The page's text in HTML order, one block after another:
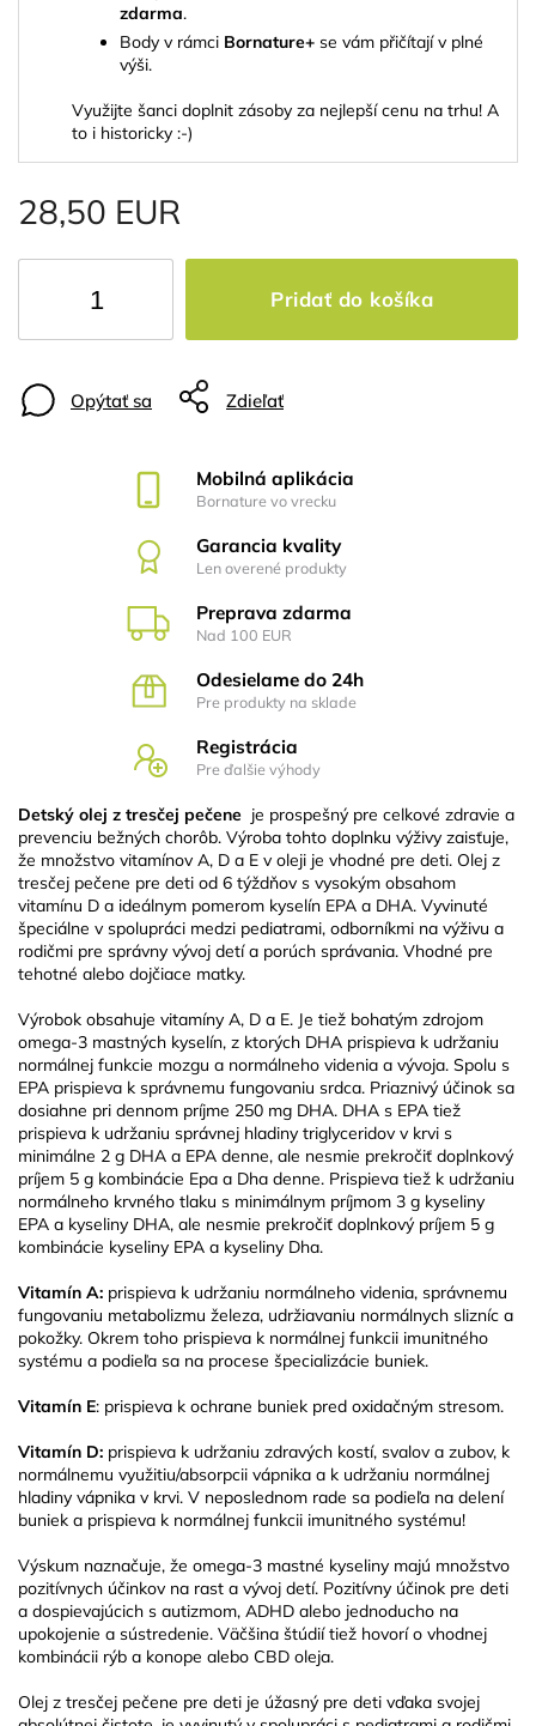
28,50 EUR
Pridať do košíka
zdarma.
Body v rámci Bornature+ se vám přičítají v plné
výši.
Využijte šanci doplnit zásoby za nejlepší cenu na trhu! A
to i historicky :-)
Opýtať sa Zdieľať
Mobilná aplikácia
Bornature vo vrecku
Garancia kvality
Len overené produkty
Preprava zdarma
Nad 100 EUR
Odesielame do 24h
Pre produkty na sklade
Registrácia
Pre ďalšie výhody
Detský olej z tresčej pečene je prospešný pre celkové zdravie a
prevenciu bežných chorôb. Výroba tohto doplnku výživy zaisťuje,
že množstvo vitamínov A, D a E v oleji je vhodné pre deti. Olej z
tresčej pečene pre deti od 6 týždňov s vysokým obsahom
vitamínu D a ideálnym pomerom kyselín EPA a DHA. Vyvinuté
špeciálne v spolupráci medzi pediatrami, odborníkmi na výživu a
rodičmi pre správny vývoj detí a porúch správania. Vhodné pre
tehotné alebo dojčiace matky.
Výrobok obsahuje vitamíny A, D a E. Je tiež bohatým zdrojom
omega-3 mastných kyselín, z ktorých DHA prispieva k udržaniu
normálnej funkcie mozgu a normálneho videnia a vývoja. Spolu s
EPA prispieva k správnemu fungovaniu srdca. Priaznivý účinok sa
dosiahne pri dennom príjme 250 mg DHA. DHA s EPA tiež
prispieva k udržaniu správnej hladiny triglyceridov v krvi s
minimálne 2 g DHA a EPA denne, ale nesmie prekročiť doplnkový
príjem 5 g kombinácie Epa a Dha denne. Prispieva tiež k udržaniu
normálneho krvného tlaku s minimálnym príjmom 3 g kyseliny
EPA a kyseliny DHA, ale nesmie prekročiť doplnkový príjem 5 g
kombinácie kyseliny EPA a kyseliny Dha.
Vitamín A: prispieva k udržaniu normálneho videnia, správnemu
fungovaniu metabolizmu železa, udržiavaniu normálnych slizníc a
pokožky. Okrem toho prispieva k normálnej funkcii imunitného
systému a podieľa sa na procese špecializácie buniek.
Vitamín E: prispieva k ochrane buniek pred oxidačným stresom.
Vitamín D: prispieva k udržaniu zdravých kostí, svalov a zubov, k
normálnemu využitiu/absorpcii vápnika a k udržaniu normálnej
hladiny vápnika v krvi. V neposlednom rade sa podieľa na delení
buniek a prispieva k normálnej funkcii imunitného systému!
Výskum naznačuje, že omega-3 mastné kyseliny majú množstvo
pozitívnych účinkov na rast a vývoj detí. Pozitívny účinok pre deti
a dospievajúcich s autizmom, ADHD alebo jednoducho na
upokojenie a sústredenie. Väčšina štúdií tiež hovorí o vhodnej
kombinácii rýb a konope alebo CBD oleja.
Olej z tresčej pečene pre deti je úžasný pre deti vďaka svojej